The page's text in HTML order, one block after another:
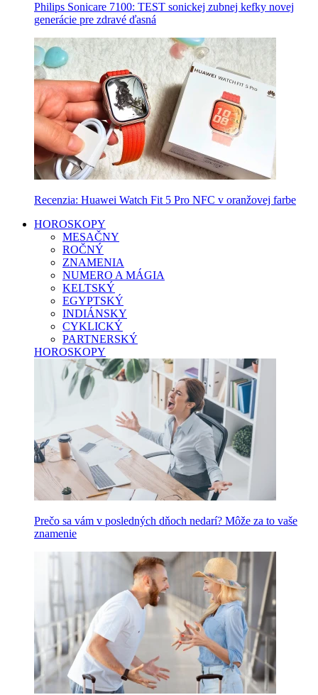
Philips Sonicare 7100: TEST sonickej zubnej kefky novej
generácie pre zdravé ďasná
Recenzia: Huawei Watch Fit 5 Pro NFC v oranžovej farbe
HOROSKOPY
MESAČNY
ROČNÝ
ZNAMENIA
NUMERO A MÁGIA
KELTSKÝ
EGYPTSKÝ
INDIÁNSKY
CYKLICKÝ
PARTNERSKÝ
HOROSKOPY
Prečo sa vám v posledných dňoch nedarí? Môže za to vaše
znamenie